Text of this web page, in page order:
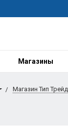
Магазины
Магазин Тип Трейд